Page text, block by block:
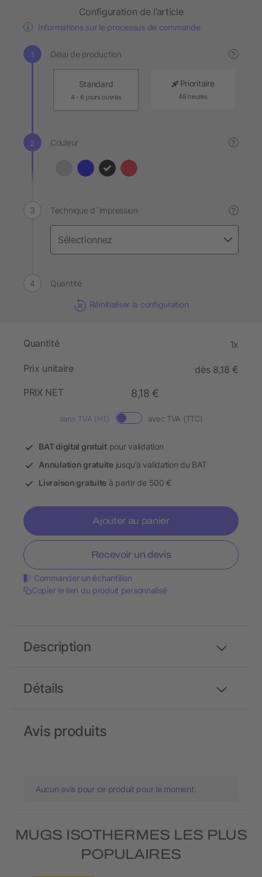
Configuration de l’article
Informations sur le processus de commande
Délai de production ?
Standard
4 - 6 jours ouvrés
Prioritaire
48 heures
Couleur ?
Technique d´impression ?
Quantité
Réinitialiser la configuration
Quantité 1x
Prix unitaire
dès 8,18 €
PRIX NET
8,18 €
sans TVA (HT) avec TVA (TTC)
BAT digital gratuitpour validation
Annulation gratuitejusqu’à validation du BAT
Livraison gratuite à partir de 500 €
Ajouter au panier
Recevoir un devis
Commander un échantillon
Copier le lien du produit personnalisé
Détails
Description
Avis produits
Aucun avis pour ce produit pour le moment.
MUGS ISOTHERMES LES PLUS
POPULAIRES